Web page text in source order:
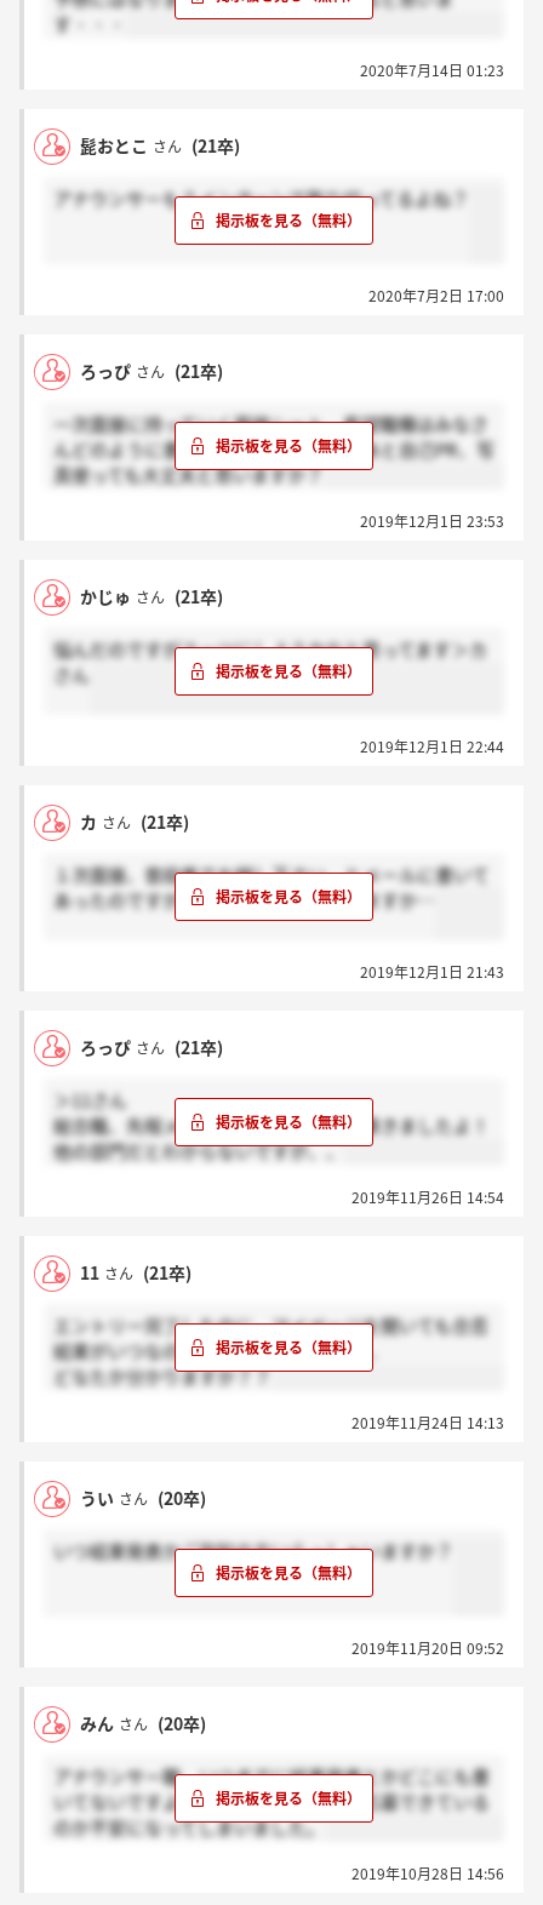
す・・・
2020年7月14日 01:23
髭おとこ さん (21卒)
アナウンサーもうインターンで取り切ってるよね？
2020年7月2日 17:00
ろっぴ さん (21卒)
一次面接に持っていく面接シート、希望職種はみなさ
んどのように書かれていますか、、？あと自己PR、写
真使っても大丈夫と思いますか？
2019年12月1日 23:53
かじゅ さん (21卒)
悩んだのですがスーツにしようかなと思ってます＞カ
さん
2019年12月1日 22:44
カ さん (21卒)
１次面接、普段着でお越し下さい、とメールに書いて
あったのですが、みなさんどうなさいますか…
2019年12月1日 21:43
ろっぴ さん (21卒)
＞11さん
総合職、先程メールとマイページで結果きましたよ！
他の部門だとわからないですが、、
2019年11月26日 14:54
11 さん (21卒)
エントリー完了したのに、マイページを開いても合否
結果がいつなのか分からない状態です...
どなたか分かりますか？？
2019年11月24日 14:13
うい さん (20卒)
いつ結果発表かご存知の方いらっしゃいますか？
2019年11月20日 09:52
みん さん (20卒)
アナウンサー職、いつまでに結果発表とかどこにも書
いてないですよね、、？？？きちんと応募できている
のか不安になってしまいました。
2019年10月28日 14:56